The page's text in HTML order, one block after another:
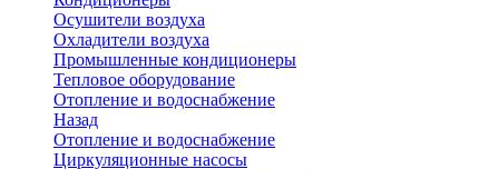
Осушители воздуха
Охладители воздуха
Промышленные кондиционеры
Тепловое оборудование
Отопление и водоснабжение
Назад
Отопление и водоснабжение
Циркуляционные насосы